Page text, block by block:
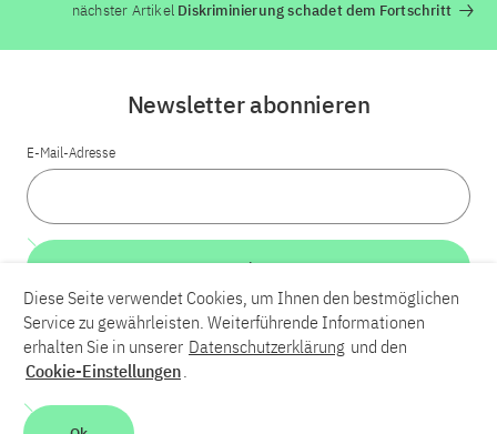
nächster Artikel Diskriminierung schadet dem Fortschritt
LinkedInBlueskyYouTube
Kontakt
Newsletter abonnieren
E-Mail-Adresse
Weiter
Diese Seite verwendet Cookies, um Ihnen den bestmöglichen
Service zu gewährleisten. Weiterführende Informationen
erhalten Sie in unserer Datenschutzerklärung und den
Cookie-Einstellungen.